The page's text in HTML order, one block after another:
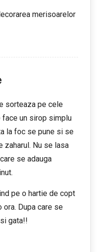
merisoarelor
sorteaza pe cele
face un sirop simplu
la foc se pune si se
zaharul. Nu se lasa
se adauga
pe o hartie de copt
Dupa care se
gata!!